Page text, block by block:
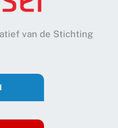
van de Stichting